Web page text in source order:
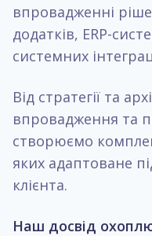
впровадженні
додатків, ERP-
системних
Від стратегії та
впровадження та
створюємо
яких адаптоване
клієнта.
Наш досвід